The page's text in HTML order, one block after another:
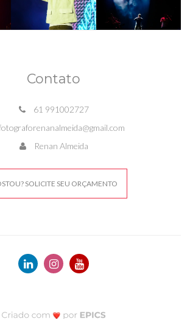
Contato
61 991002727
Renan Almeida
SOLICITE SEU ORÇAMENTO